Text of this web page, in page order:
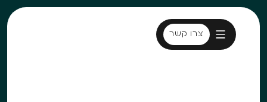
צרו קשר
צרו קשר